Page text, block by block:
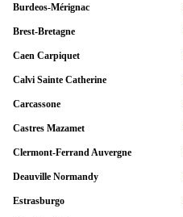
Burdeos-Mérignac
Brest-Bretagne
Caen Carpiquet
Calvi Sainte Catherine
Carcassone
Castres Mazamet
Clermont-Ferrand Auvergne
Deauville Normandy
Estrasburgo